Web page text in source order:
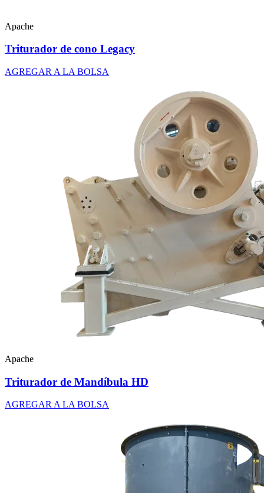
Apache
Triturador de cono Legacy
AGREGAR A LA BOLSA
Apache
Triturador de Mandíbula HD
AGREGAR A LA BOLSA